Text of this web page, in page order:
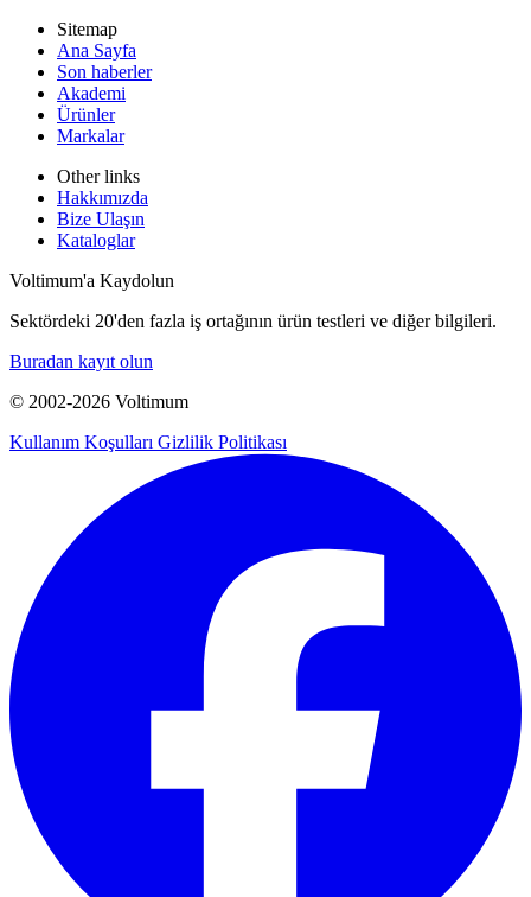
Sitemap
Ana Sayfa
Son haberler
Akademi
Ürünler
Markalar
Other links
Hakkımızda
Bize Ulaşın
Kataloglar
Voltimum'a Kaydolun
Sektördeki 20'den fazla iş ortağının ürün testleri ve diğer bilgileri.
Buradan kayıt olun
© 2002-2026 Voltimum
Kullanım Koşulları Gizlilik Politikası